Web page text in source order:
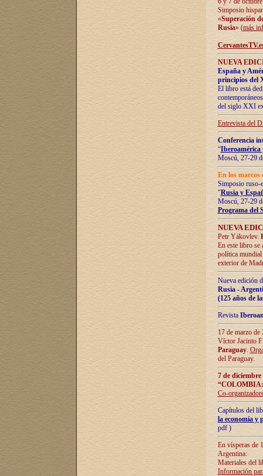
Simposio
«Superación
Rusia» (más
NUEVA
España y
principios del
El libro está
del siglo XXI
Entrevista del
Conferencia
“Iberoamérica
Moscú, 27-29
En los marcos
Simposio ruso-
"Rusia y
Moscú, 27-29
Programa del
NUEVA
Petr Yákovlev.
En este libro se
política mundial
exterior de
Nueva edición
Rusia -
(125 años de
Revista
17 de marzo
Víctor Jacinto
Paraguay.
del Paraguay.
7 de
Co-
Capítulos del
la economía y
pdf )
En vísperas de
Argentina:
Materiales del
Información